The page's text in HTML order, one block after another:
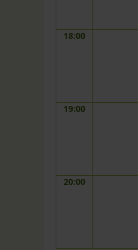
18:00
19:00
20:00